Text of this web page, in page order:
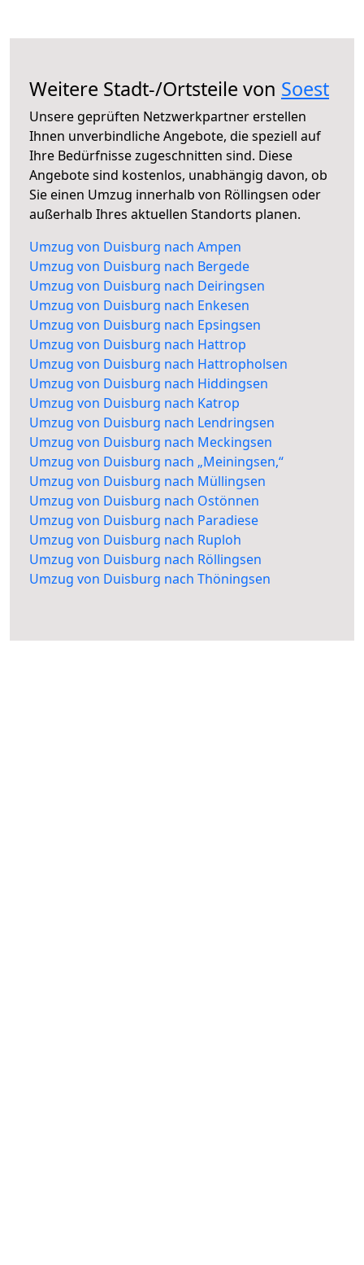
Weitere Stadt-/Ortsteile von Soest
Unsere geprüften Netzwerkpartner erstellen
Ihnen unverbindliche Angebote, die speziell auf
Ihre Bedürfnisse zugeschnitten sind. Diese
Angebote sind kostenlos, unabhängig davon, ob
Sie einen Umzug innerhalb von Röllingsen oder
außerhalb Ihres aktuellen Standorts planen.
Umzug von Duisburg nach Ampen
Umzug von Duisburg nach Bergede
Umzug von Duisburg nach Deiringsen
Umzug von Duisburg nach Enkesen
Umzug von Duisburg nach Epsingsen
Umzug von Duisburg nach Hattrop
Umzug von Duisburg nach Hattropholsen
Umzug von Duisburg nach Hiddingsen
Umzug von Duisburg nach Katrop
Umzug von Duisburg nach Lendringsen
Umzug von Duisburg nach Meckingsen
Umzug von Duisburg nach „Meiningsen,“
Umzug von Duisburg nach Müllingsen
Umzug von Duisburg nach Ostönnen
Umzug von Duisburg nach Paradiese
Umzug von Duisburg nach Ruploh
Umzug von Duisburg nach Röllingsen
Umzug von Duisburg nach Thöningsen